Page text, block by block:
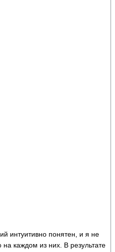
интуитивно понятен, и я не
на каждом из них. В результате